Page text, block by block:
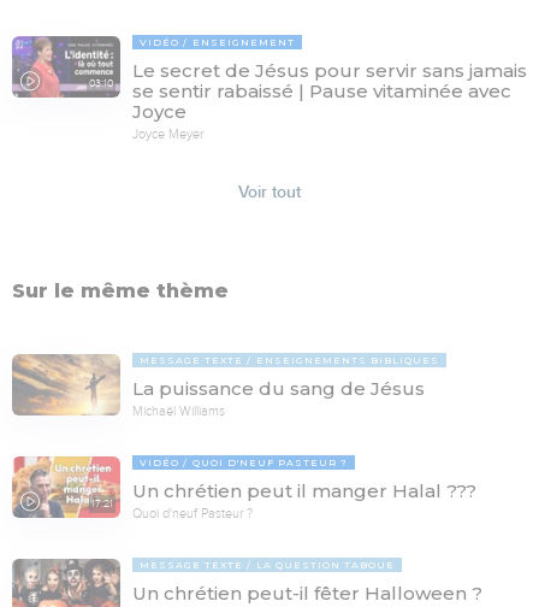
03:10
VIDÉO ENSEIGNEMENT
Le secret de Jésus pour servir sans jamais
se sentir rabaissé | Pause vitaminée avec
Joyce
Joyce Meyer
Voir tout
Sur le même thème
MESSAGE TEXTE ENSEIGNEMENTS BIBLIQUES
La puissance du sang de Jésus
Michaël Williams
17:21
VIDÉO QUOI D'NEUF PASTEUR ?
Un chrétien peut il manger Halal ???
Quoi d'neuf Pasteur ?
MESSAGE TEXTE LA QUESTION TABOUE
Un chrétien peut-il fêter Halloween ?